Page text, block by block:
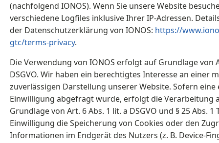
(nachfolgend IONOS). Wenn Sie unsere Website
verschiedene Logfiles inklusive Ihrer IP-Adressen.
der Datenschutzerklärung von IONOS: https://
gtc/terms-privacy.
Die Verwendung von IONOS erfolgt auf Grundlage von
DSGVO. Wir haben ein berechtigtes Interesse an einer
zuverlässigen Darstellung unserer Website. Sofern
Einwilligung abgefragt wurde, erfolgt die Verarbeitung
Grundlage von Art. 6 Abs. 1 lit. a DSGVO und § 25 Abs. 1
Einwilligung die Speicherung von Cookies oder den
Informationen im Endgerät des Nutzers (z. B. Device-